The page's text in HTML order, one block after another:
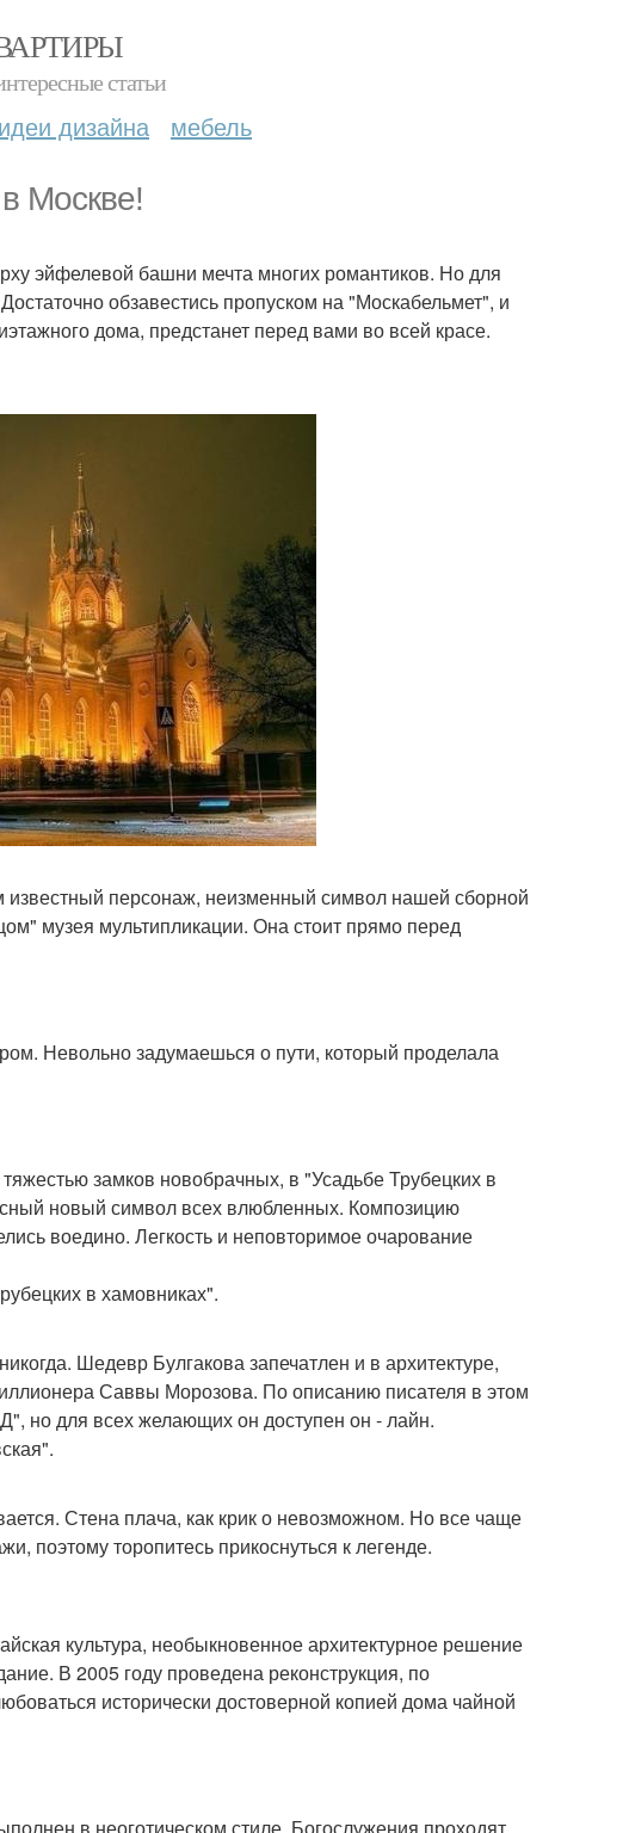
статьи
идеи дизайна мебель
Москве!
эйфелевой башни мечта многих романтиков. Но для
обзавестись пропуском на "Москабельмет", и
дома, предстанет перед вами во всей красе.
персонаж, неизменный символ нашей сборной
музея мультипликации. Она стоит прямо перед
Невольно задумаешься о пути, который проделала
замков новобрачных, в "Усадьбе Трубецких в
новый символ всех влюбленных. Композицию
воедино. Легкость и неповторимое очарование
в хамовниках".
Шедевр Булгакова запечатлен и в архитектуре,
Саввы Морозова. По описанию писателя в этом
но для всех желающих он доступен он - лайн.
Стена плача, как крик о невозможном. Но все чаще
поэтому торопитесь прикоснуться к легенде.
культура, необыкновенное архитектурное решение
В 2005 году проведена реконструкция, по
исторически достоверной копией дома чайной